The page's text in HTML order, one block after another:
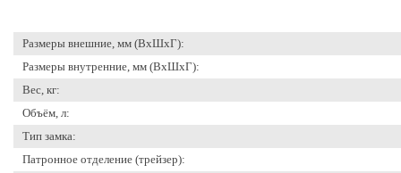
Размеры внешние, мм (ВхШхГ):
Размеры внутренние, мм (ВхШхГ):
Вес, кг:
Объём, л:
Тип замка:
Патронное отделение (трейзер):